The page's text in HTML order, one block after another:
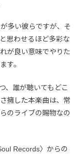
多い彼らですが、そ
思わせるほど多彩な
が良い意味でやりた
す。
、誰が聴いてもどこ
擁した本楽曲は、常
のライブの賜物なの
Records〉からの